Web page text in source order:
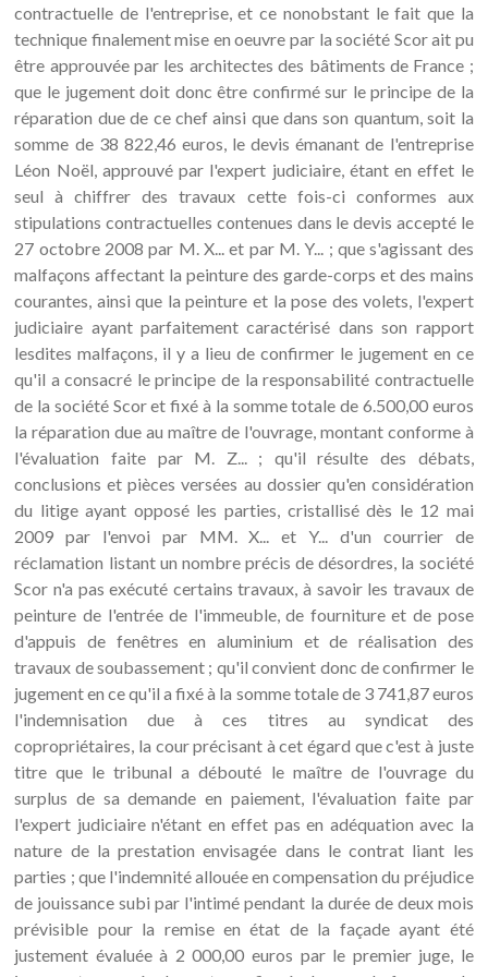
contractuelle de l'entreprise, et ce nonobstant le fait que la
technique finalement mise en oeuvre par la société Scor ait pu
être approuvée par les architectes des bâtiments de France ;
que le jugement doit donc être confirmé sur le principe de la
réparation due de ce chef ainsi que dans son quantum, soit la
somme de 38 822,46 euros, le devis émanant de l'entreprise
Léon Noël, approuvé par l'expert judiciaire, étant en effet le
seul à chiffrer des travaux cette fois-ci conformes aux
stipulations contractuelles contenues dans le devis accepté le
27 octobre 2008 par M. X... et par M. Y... ; que s'agissant des
malfaçons affectant la peinture des garde-corps et des mains
courantes, ainsi que la peinture et la pose des volets, l'expert
judiciaire ayant parfaitement caractérisé dans son rapport
lesdites malfaçons, il y a lieu de confirmer le jugement en ce
qu'il a consacré le principe de la responsabilité contractuelle
de la société Scor et fixé à la somme totale de 6.500,00 euros
la réparation due au maître de l'ouvrage, montant conforme à
l'évaluation faite par M. Z... ; qu'il résulte des débats,
conclusions et pièces versées au dossier qu'en considération
du litige ayant opposé les parties, cristallisé dès le 12 mai
2009 par l'envoi par MM. X... et Y... d'un courrier de
réclamation listant un nombre précis de désordres, la société
Scor n'a pas exécuté certains travaux, à savoir les travaux de
peinture de l'entrée de l'immeuble, de fourniture et de pose
d'appuis de fenêtres en aluminium et de réalisation des
travaux de soubassement ; qu'il convient donc de confirmer le
jugement en ce qu'il a fixé à la somme totale de 3 741,87 euros
l'indemnisation due à ces titres au syndicat des
copropriétaires, la cour précisant à cet égard que c'est à juste
titre que le tribunal a débouté le maître de l'ouvrage du
surplus de sa demande en paiement, l'évaluation faite par
l'expert judiciaire n'étant en effet pas en adéquation avec la
nature de la prestation envisagée dans le contrat liant les
parties ; que l'indemnité allouée en compensation du préjudice
de jouissance subi par l'intimé pendant la durée de deux mois
prévisible pour la remise en état de la façade ayant été
justement évaluée à 2 000,00 euros par le premier juge, le